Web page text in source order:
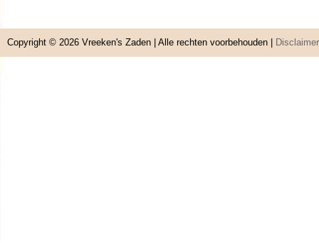
Copyright © 2026 Vreeken's Zaden | Alle rechten voorbehouden | Disclaimer